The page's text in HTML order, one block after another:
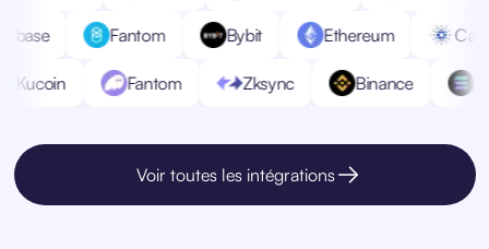
Fantom Bybit Ethereum Cardano
Kucoin Fantom Zksync Binance
Voir toutes les intégrations